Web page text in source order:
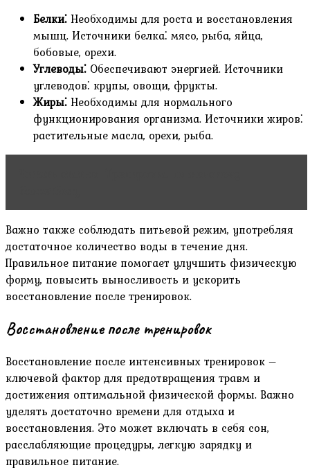
Белки⁚ Необходимы для роста и восстановления
мышц. Источники белка⁚ мясо, рыба, яйца,
бобовые, орехи.
Углеводы⁚ Обеспечивают энергией. Источники
углеводов⁚ крупы, овощи, фрукты.
Жиры⁚ Необходимы для нормального
функционирования организма. Источники жиров⁚
растительные масла, орехи, рыба.
Важно также соблюдать питьевой режим, употребляя
достаточное количество воды в течение дня.
Правильное питание помогает улучшить физическую
форму, повысить выносливость и ускорить
восстановление после тренировок.
Восстановление после тренировок
Восстановление после интенсивных тренировок –
ключевой фактор для предотвращения травм и
достижения оптимальной физической формы. Важно
уделять достаточно времени для отдыха и
восстановления. Это может включать в себя сон,
расслабляющие процедуры, легкую зарядку и
правильное питание.